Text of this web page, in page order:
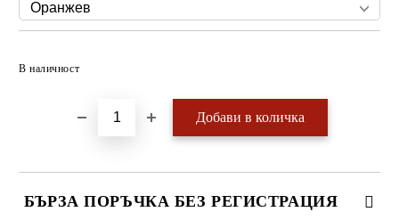
В наличност
БЪРЗА ПОРЪЧКА БЕЗ РЕГИСТРАЦИЯ